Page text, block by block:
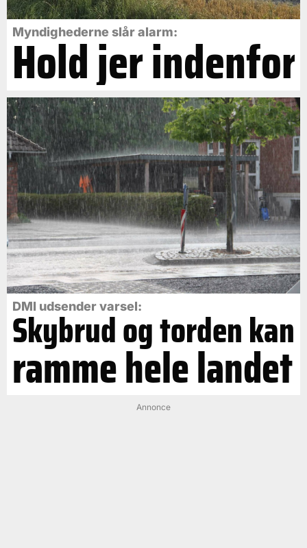
Myndighederne slår alarm:
Hold jer indenfor
DMI udsender varsel:
Skybrud og torden kan
ramme hele landet
Annonce